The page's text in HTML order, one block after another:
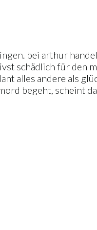
bei arthur
schädlich für den
alles andere als
begeht, scheint